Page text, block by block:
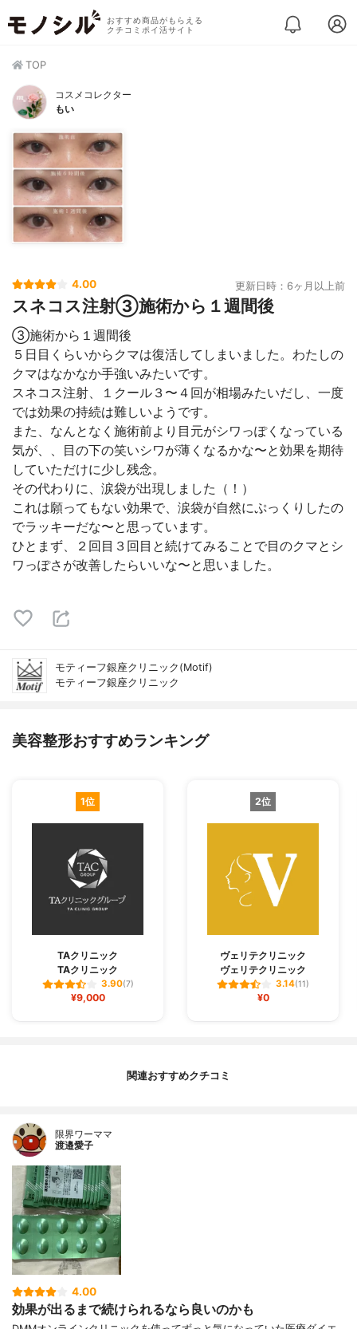
おすすめ商品がもらえる
クチコミポイ活サイト
TOP
コスメコレクター
もい
4.00 更新日時：6ヶ月以上前
スネコス注射③施術から１週間後
③施術から１週間後
５日目くらいからクマは復活してしまいました。わたしの
クマはなかなか手強いみたいです。
スネコス注射、１クール３〜４回が相場みたいだし、一度
では効果の持続は難しいようです。
また、なんとなく施術前より目元がシワっぽくなっている
気が、、目の下の笑いシワが薄くなるかな〜と効果を期待
していただけに少し残念。
その代わりに、涙袋が出現しました（！）
これは願ってもない効果で、涙袋が自然にぷっくりしたの
でラッキーだな〜と思っています。
ひとまず、２回目３回目と続けてみることで目のクマとシ
ワっぽさが改善したらいいな〜と思いました。
モティーフ銀座クリニック(Motif)
モティーフ銀座クリニック
美容整形おすすめランキング
1位
TAクリニック
TAクリニック
3.90(7)
¥9,000
2位
ヴェリテクリニック
ヴェリテクリニック
3.14(11)
¥0
関連おすすめクチコミ
限界ワーママ
渡邉愛子
4.00
効果が出るまで続けられるなら良いのかも